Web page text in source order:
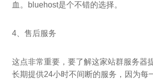
血。bluehost是个不错的选择。
4、售后服务
这点非常重要，要了解这家站群服务器
长期提供24小时不间断的服务，因为每